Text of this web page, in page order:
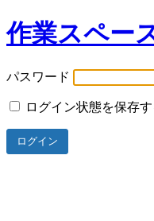
作業スペー
パスワード
ログイン状態を保存す